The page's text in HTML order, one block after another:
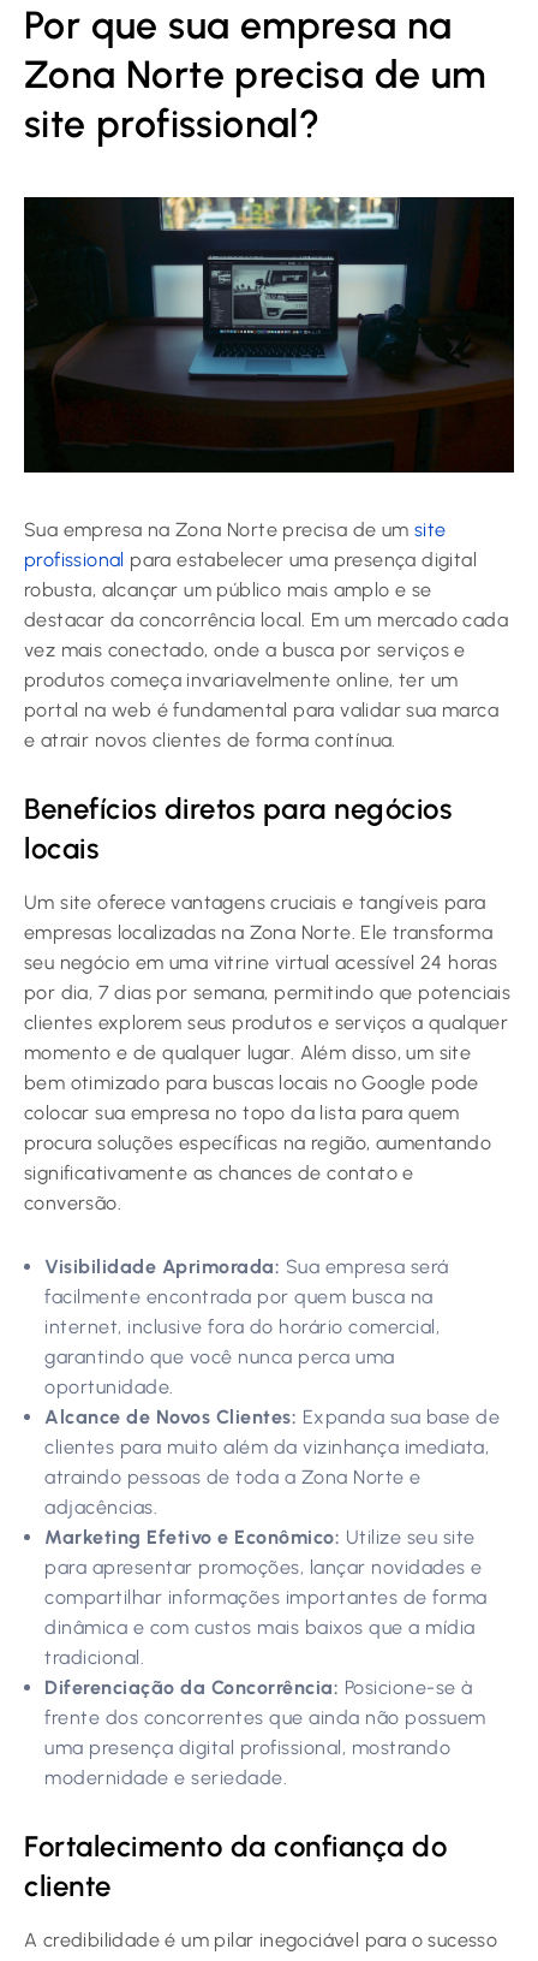
Por que sua empresa na
Zona Norte precisa de um
site profissional?
Sua empresa na Zona Norte precisa de um site
profissional para estabelecer uma presença digital
robusta, alcançar um público mais amplo e se
destacar da concorrência local. Em um mercado cada
vez mais conectado, onde a busca por serviços e
produtos começa invariavelmente online, ter um
portal na web é fundamental para validar sua marca
e atrair novos clientes de forma contínua.
Benefícios diretos para negócios
locais
Um site oferece vantagens cruciais e tangíveis para
empresas localizadas na Zona Norte. Ele transforma
seu negócio em uma vitrine virtual acessível 24 horas
por dia, 7 dias por semana, permitindo que potenciais
clientes explorem seus produtos e serviços a qualquer
momento e de qualquer lugar. Além disso, um site
bem otimizado para buscas locais no Google pode
colocar sua empresa no topo da lista para quem
procura soluções específicas na região, aumentando
significativamente as chances de contato e
conversão.
Visibilidade Aprimorada: Sua empresa será
facilmente encontrada por quem busca na
internet, inclusive fora do horário comercial,
garantindo que você nunca perca uma
oportunidade.
Alcance de Novos Clientes: Expanda sua base de
clientes para muito além da vizinhança imediata,
atraindo pessoas de toda a Zona Norte e
adjacências.
Marketing Efetivo e Econômico: Utilize seu site
para apresentar promoções, lançar novidades e
compartilhar informações importantes de forma
dinâmica e com custos mais baixos que a mídia
tradicional.
Diferenciação da Concorrência: Posicione-se à
frente dos concorrentes que ainda não possuem
uma presença digital profissional, mostrando
modernidade e seriedade.
Fortalecimento da confiança do
cliente
A credibilidade é um pilar inegociável para o sucesso